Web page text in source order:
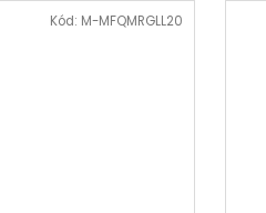
Kód: M-MFQMRGLL20